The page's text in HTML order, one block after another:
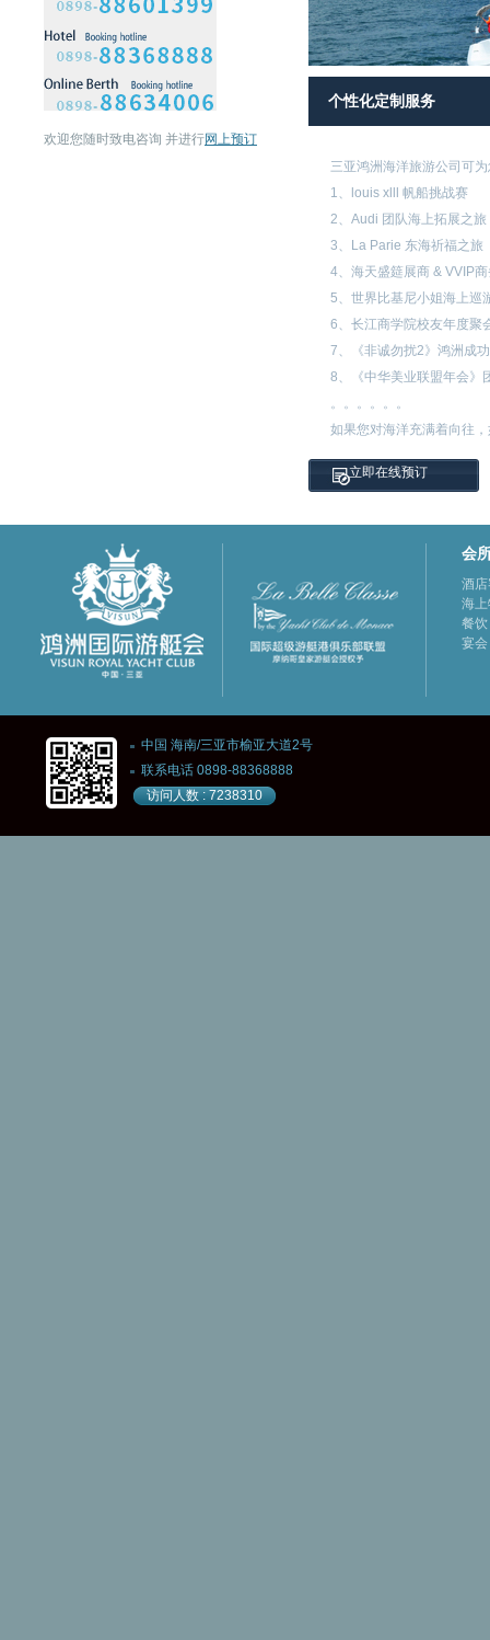
欢迎您随时致电咨询 并进行网上预订
个性化定制服务
三亚鸿洲海洋旅游公司可
1、louis xlll 帆船挑战赛
2、Audi 团队海上拓展之旅
3、La Parie 东海祈福之旅
4、海天盛筵展商 & VVIP
5、世界比基尼小姐海上巡
6、长江商学院校友年度聚
7、《非诚勿扰2》鸿洲成
8、《中华美业联盟年会》
。。。。。。
如果您对海洋充满着向往
立即在线预订
会
酒
海
餐饮
宴会
中国 海南/三亚市榆亚大道2号
联系电话 0898-88368888
访问人数 : 7238310